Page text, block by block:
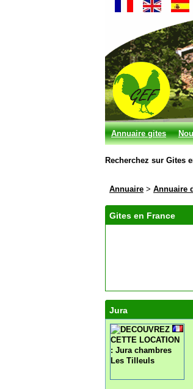
Annuaire gites
Recherchez sur Gites
Annuaire > Annuaire
Gites en France
Jura